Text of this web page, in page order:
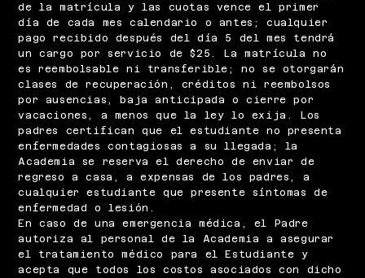
de la matrícula y las cuotas vence el primer
día de cada mes calendario o antes; cualquier
pago recibido después del día 5 del mes tendrá
un cargo por servicio de $25. La matrícula no
es reembolsable ni transferible; no se otorgarán
clases de recuperación, créditos ni reembolsos
por ausencias, baja anticipada o cierre por
vacaciones, a menos que la ley lo exija. Los
padres certifican que el estudiante no presenta
enfermedades contagiosas a su llegada; la
Academia se reserva el derecho de enviar de
regreso a casa, a expensas de los padres, a
cualquier estudiante que presente síntomas de
enfermedad o lesión.
En caso de una emergencia médica, el Padre
autoriza al personal de la Academia a asegurar
el tratamiento médico para el Estudiante y
acepta que todos los costos asociados con dicho